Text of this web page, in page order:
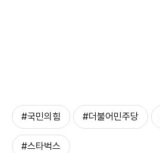
#국민의힘 #더불어민주당
#스타벅스